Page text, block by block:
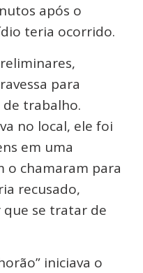
após o
teria ocorrido.
para
trabalho.
no local, ele foi
em uma
o chamaram para
recusado,
que se tratar de
iniciava o